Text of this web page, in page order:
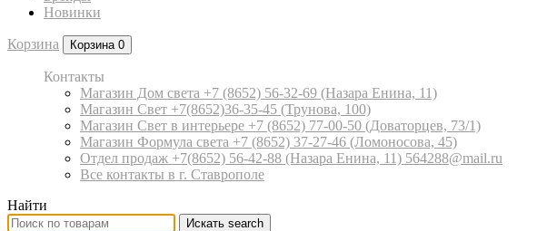
Новинки
Корзина Корзина 0
Контакты
Магазин Дом света +7 (8652) 56-32-69 (Назара Енина, 11)
Магазин Свет +7(8652)36-35-45 (Трунова, 100)
Магазин Свет в интерьере +7 (8652) 77-00-50 (Доваторцев, 73/1)
Магазин Формула света +7 (8652) 37-27-46 (Ломоносова, 45)
Отдел продаж +7(8652) 56-42-88 (Назара Енина, 11) 564288@mail.ru
Все контакты в г. Ставрополе
Найти
Искать search